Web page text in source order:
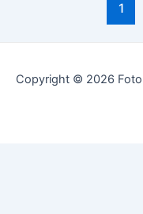
1
Copyright © 2026